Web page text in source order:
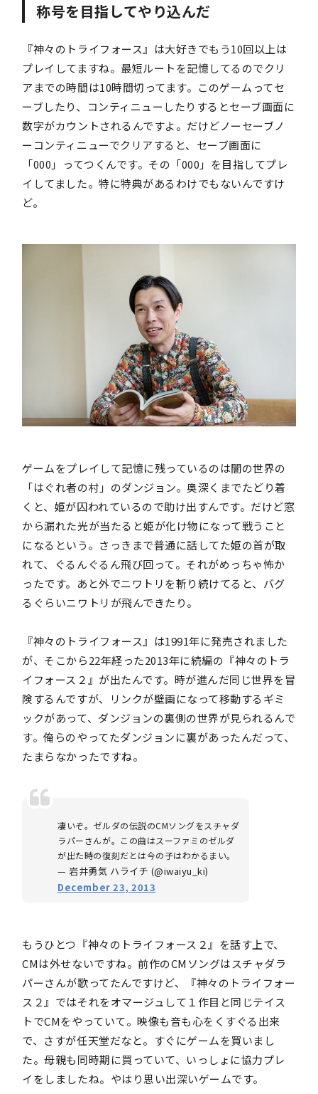
称号を目指してやり込んだ
『神々のトライフォース』は大好きでもう10回以上は
プレイしてますね。最短ルートを記憶してるのでクリ
アまでの時間は10時間切ってます。このゲームってセ
ーブしたり、コンティニューしたりするとセーブ画面に
数字がカウントされるんですよ。だけどノーセーブノ
ーコンティニューでクリアすると、セーブ画面に
「000」ってつくんです。その「000」を目指してプレ
イしてました。特に特典があるわけでもないんですけ
ど。
ゲームをプレイして記憶に残っているのは闇の世界の
「はぐれ者の村」のダンジョン。奥深くまでたどり着
くと、姫が囚われているので助け出すんです。だけど窓
から漏れた光が当たると姫が化け物になって戦うこと
になるという。さっきまで普通に話してた姫の首が取
れて、ぐるんぐるん飛び回って。それがめっちゃ怖か
ったです。あと外でニワトリを斬り続けてると、バグ
るぐらいニワトリが飛んできたり。
『神々のトライフォース』は1991年に発売されました
が、そこから22年経った2013年に続編の『神々のトラ
イフォース２』が出たんです。時が進んだ同じ世界を冒
険するんですが、リンクが壁画になって移動するギミ
ックがあって、ダンジョンの裏側の世界が見られるんで
す。俺らのやってたダンジョンに裏があったんだって、
たまらなかったですね。
凄いぞ。ゼルダの伝説のCMソングをスチャダ
ラパーさんが。この曲はスーファミのゼルダ
が出た時の復刻だとは今の子はわかるまい。
— 岩井勇気 ハライチ (@iwaiyu_ki)
December 23, 2013
もうひとつ『神々のトライフォース２』を話す上で、
CMは外せないですね。前作のCMソングはスチャダラ
パーさんが歌ってたんですけど、『神々のトライフォー
ス２』ではそれをオマージュして１作目と同じテイス
トでCMをやっていて。映像も音も心をくすぐる出来
で、さすが任天堂だなと。すぐにゲームを買いまし
た。母親も同時期に買っていて、いっしょに協力プレ
イをしましたね。やはり思い出深いゲームです。